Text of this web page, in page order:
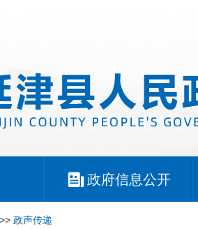
政府信息公开
>> 政声传递